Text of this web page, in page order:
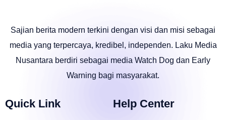
Sajian berita modern terkini dengan visi dan misi sebagai
media yang terpercaya, kredibel, independen. Laku Media
Nusantara berdiri sebagai media Watch Dog dan Early
Warning bagi masyarakat.
Quick Link Help Center